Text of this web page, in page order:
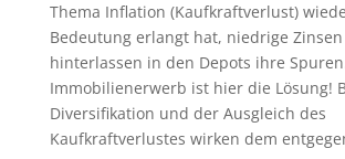
Thema Inflation (Kaufkraftverlust)
Bedeutung erlangt hat, niedrige
hinterlassen in den Depots ihre
Immobilienerwerb ist hier die Lösung!
Diversifikation und der Ausgleich des
Kaufkraftverlustes wirken dem